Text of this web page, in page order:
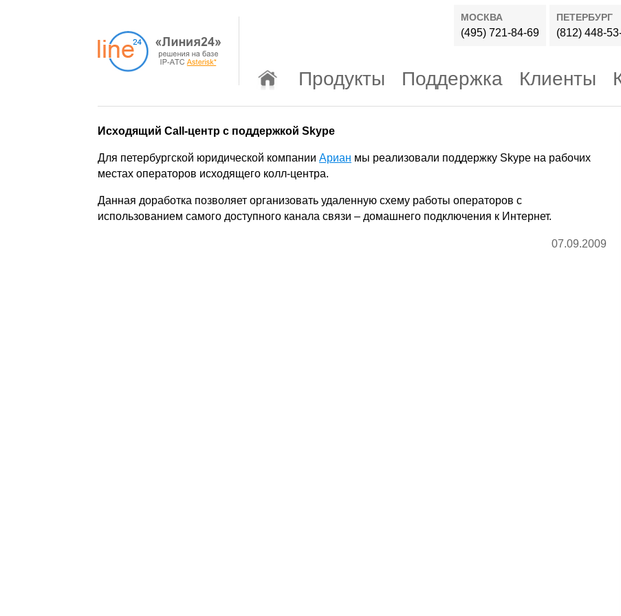
МОСКВА
(495) 721-84-69
ПЕТЕРБУРГ
(812) 448-
Продукты Поддержка Клиенты
Исходящий Call-центр с поддержкой Skype
Для петербургской юридической компании Ариан мы реализовали поддержку Skype на рабочих
местах операторов исходящего колл-центра.
Данная доработка позволяет организовать удаленную схему работы операторов с
использованием самого доступного канала связи – домашнего подключения к Интернет.
07.09.2009